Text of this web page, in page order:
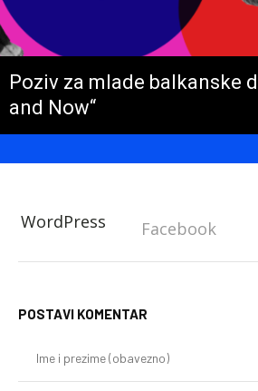
Poziv za mlade balkanske
and Now“
WordPress Facebook
POSTAVI KOMENTAR